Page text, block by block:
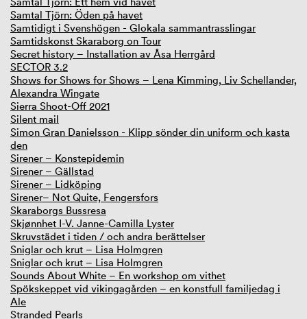
Samtal Tjörn: Öden på havet
Samtidigt i Svenshögen - Glokala sammantrasslingar
Samtidskonst Skaraborg on Tour
Secret history – Installation av Åsa Herrgård
SECTOR 3.2
Shows for Shows for Shows – Lena Kimming, Liv Schellander,
Alexandra Wingate
Sierra Shoot-Off 2021
Silent mail
Simon Gran Danielsson - Klipp sönder din uniform och kasta
den
Sirener – Konstepidemin
Sirener – Gällstad
Sirener – Lidköping
Sirener– Not Quite, Fengersfors
Skaraborgs Bussresa
Skjønnhet I-V. Janne-Camilla Lyster
Skruvstädet i tiden / och andra berättelser
Sniglar och krut – Lisa Holmgren
Sniglar och krut – Lisa Holmgren
Sounds About White – En workshop om vithet
Spökskeppet vid vikingagården – en konstfull familjedag i
Ale
Stranded Pearls